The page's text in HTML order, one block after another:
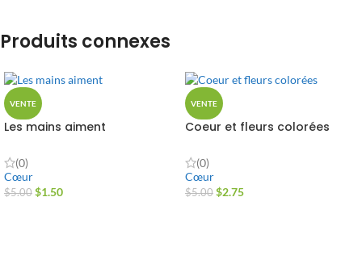
Produits connexes
VENTE
Les mains aiment
(0)
Cœur
$5.00 $1.50
VENTE
Coeur et fleurs colorées
(0)
Cœur
$5.00 $2.75